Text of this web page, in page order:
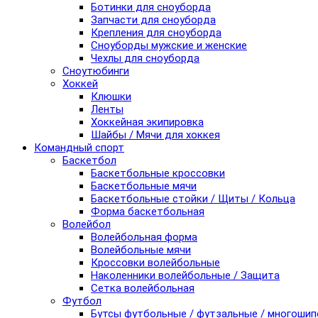
Ботинки для сноуборда
Запчасти для сноуборда
Крепления для сноуборда
Сноуборды мужские и женские
Чехлы для сноуборда
Сноутюбинги
Хоккей
Клюшки
Ленты
Хоккейная экипировка
Шайбы / Мячи для хоккея
Командный спорт
Баскетбол
Баскетбольные кроссовки
Баскетбольные мячи
Баскетбольные стойки / Щиты / Кольца
Форма баскетбольная
Волейбол
Волейбольная форма
Волейбольные мячи
Кроссовки волейбольные
Наколенники волейбольные / Защита
Сетка волейбольная
Футбол
Бутсы футбольные / футзальные /